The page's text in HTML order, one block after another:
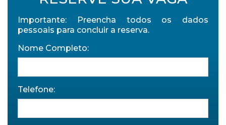
Importante: Preencha todos os dados
pessoais para concluir a reserva.
Nome Completo:
Telefone: